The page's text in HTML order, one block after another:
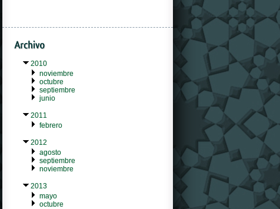
2010
noviembre
octubre
septiembre
junio
2011
febrero
2012
agosto
septiembre
noviembre
2013
mayo
octubre